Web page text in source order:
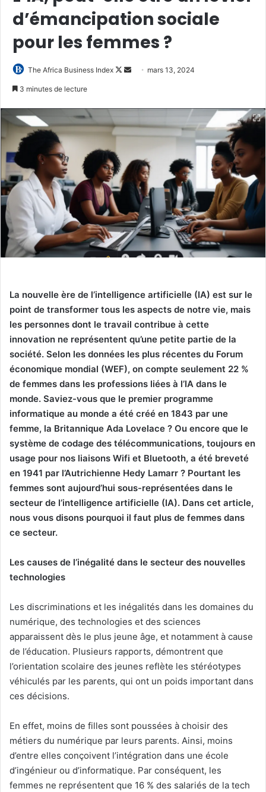
d’émancipation sociale
pour les femmes ?
The Africa Business Index
Follow
Envoyermars 13, 2024
3 minutes de lecture
La nouvelle ère de l’intelligence artificielle (IA) est sur le
point de transformer tous les aspects de notre vie, mais
les personnes dont le travail contribue à cette
innovation ne représentent qu’une petite partie de la
société. Selon les données les plus récentes du Forum
économique mondial (WEF), on compte seulement 22 %
de femmes dans les professions liées à l’IA dans le
monde. Saviez-vous que le premier programme
informatique au monde a été créé en 1843 par une
femme, la Britannique Ada Lovelace ? Ou encore que le
système de codage des télécommunications, toujours en
usage pour nos liaisons Wifi et Bluetooth, a été breveté
en 1941 par l’Autrichienne Hedy Lamarr ? Pourtant les
femmes sont aujourd’hui sous-représentées dans le
secteur de l’intelligence artificielle (IA). Dans cet article,
nous vous disons pourquoi il faut plus de femmes dans
ce secteur.
Les causes de l’inégalité dans le secteur des nouvelles
technologies
Les discriminations et les inégalités dans les domaines du
numérique, des technologies et des sciences
apparaissent dès le plus jeune âge, et notamment à cause
de l’éducation. Plusieurs rapports, démontrent que
l’orientation scolaire des jeunes reflète les stéréotypes
véhiculés par les parents, qui ont un poids important dans
ces décisions.
En effet, moins de filles sont poussées à choisir des
métiers du numérique par leurs parents. Ainsi, moins
d’entre elles conçoivent l’intégration dans une école
d’ingénieur ou d’informatique. Par conséquent, les
femmes ne représentent que 16 % des salariés de la tech